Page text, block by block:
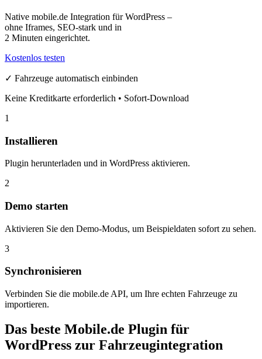
Native mobile.de Integration für WordPress –
ohne Iframes, SEO-stark und in
2 Minuten eingerichtet.
Kostenlos testen
✓ Fahrzeuge automatisch einbinden
Keine Kreditkarte erforderlich • Sofort-Download
1
Installieren
Plugin herunterladen und in WordPress aktivieren.
2
Demo starten
Aktivieren Sie den Demo-Modus, um Beispieldaten sofort zu sehen.
3
Synchronisieren
Verbinden Sie die mobile.de API, um Ihre echten Fahrzeuge zu
importieren.
Das beste Mobile.de Plugin für
WordPress zur Fahrzeugintegration